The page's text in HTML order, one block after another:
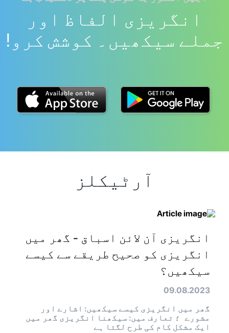
انگریزی الفاظ اور
جملے سیکھیں۔ کوشش کرو!
آرٹیکلز
انگریزی آن لائن اسباق - گھر میں
انگریزی کو صحیح طریقے سے کیسے
سیکھیں؟
09.08.2023
گھر میں انگریزی کیسے سیکھیں: اشارے اور
مشورے ؛ تعارف میں: سیکھنا انگریزی گھر میں
ایک مشکل کام کی طرح لگتا ہے